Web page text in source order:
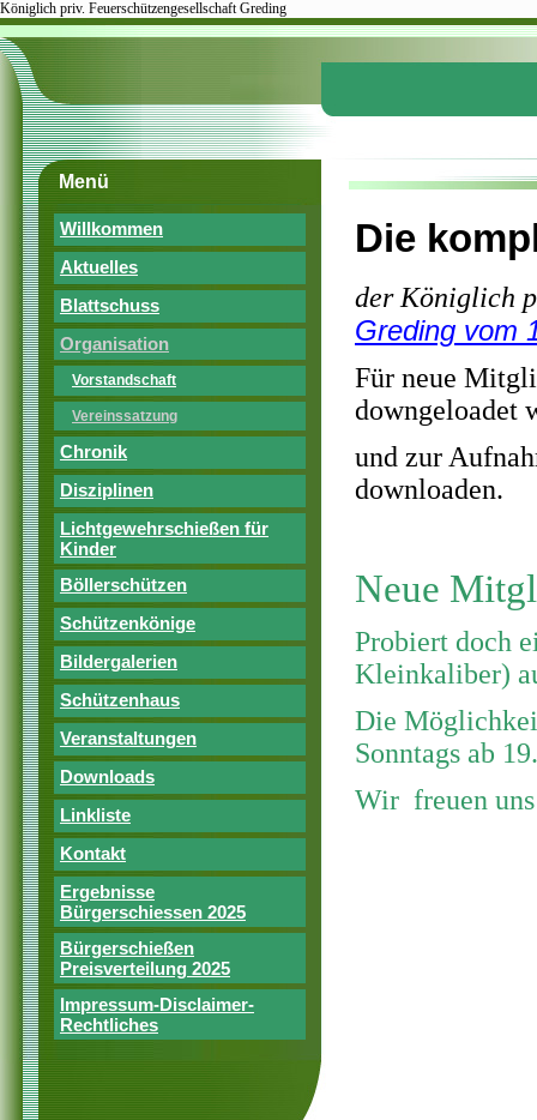
Königlich priv. Feuerschützengesellschaft Greding
Menü
Willkommen
Aktuelles
Blattschuss
Organisation
Vorstandschaft
Vereinssatzung
Chronik
Disziplinen
Lichtgewehrschießen für
Kinder
Böllerschützen
Schützenkönige
Bildergalerien
Schützenhaus
Veranstaltungen
Downloads
Linkliste
Kontakt
Ergebnisse
Bürgerschiessen 2025
Bürgerschießen
Preisverteilung 2025
Impressum-Disclaimer-
Rechtliches
Die
der Königlich
Greding vom
Für neue
downgeloadet
und zur
downloaden.
Neue
Probiert doch
Kleinkaliber)
Die
Sonntags ab
Wir freuen